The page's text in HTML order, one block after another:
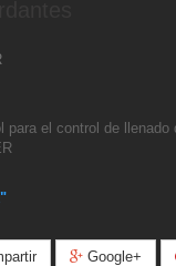
para el control de llenado
Google+